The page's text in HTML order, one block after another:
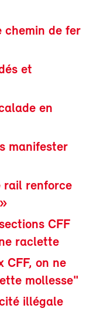
chemin de fer
et
en
manifester
rail renforce
CFF
raclette
CFF, on ne
mollesse"
illégale